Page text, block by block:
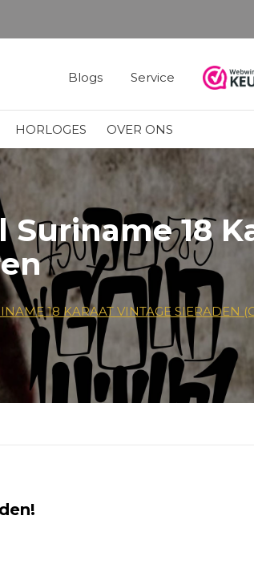
HORLOGES OVER ONS
Blogs Service
18
18 KARAAT VINTAGE SIERADEN